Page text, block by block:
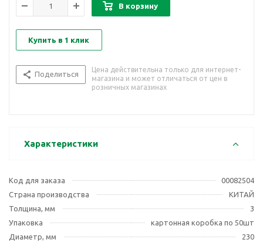
В корзину
Купить в 1 клик
Поделиться
Цена действительна только для интернет-
магазина и может отличаться от цен в
розничных магазинах
Характеристики
Код для заказа
00082504
Страна производства
КИТАЙ
Толщина, мм
3
Упаковка
картонная коробка по 50шт
Диаметр, мм
230